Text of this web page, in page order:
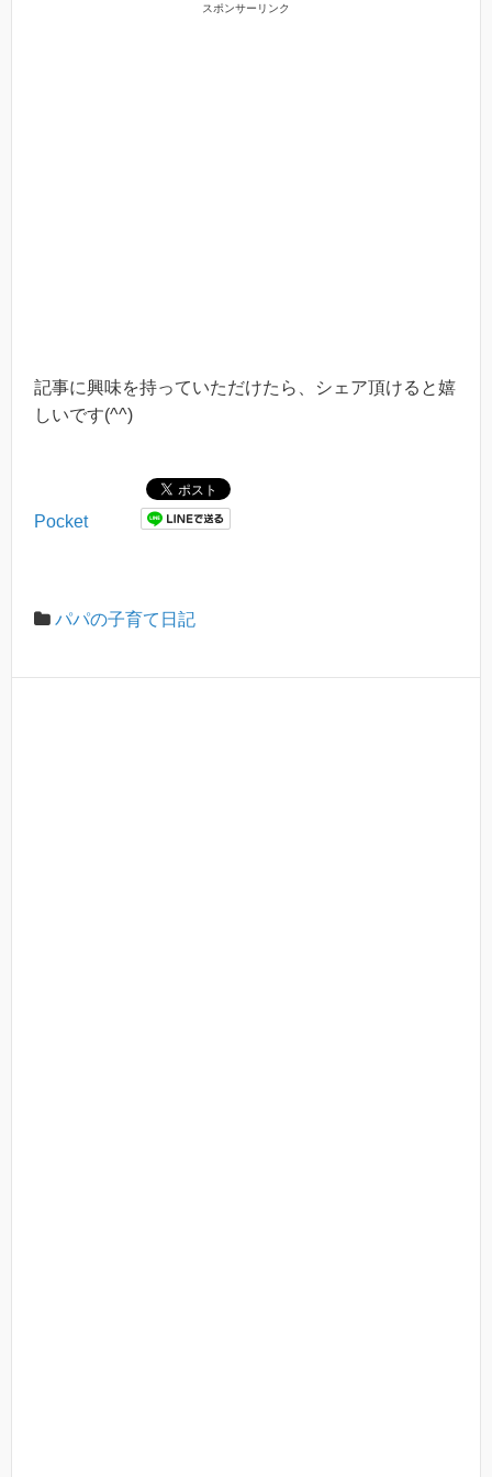
スポンサーリンク
記事に興味を持っていただけたら、シェア頂けると嬉
しいです(^^)
Pocket
パパの子育て日記